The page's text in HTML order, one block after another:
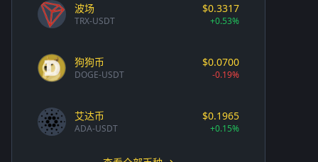
波场
TRX-USDT
$0.3317
+0.53%
狗狗币
DOGE-USDT
$0.0700
-0.19%
艾达币
ADA-USDT
$0.1965
+0.15%